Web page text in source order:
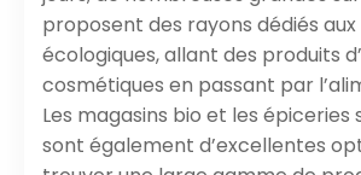
proposent des rayons dédiés
écologiques, allant des produits
cosmétiques en passant par
Les magasins bio et les épiceries
sont également d’excellentes